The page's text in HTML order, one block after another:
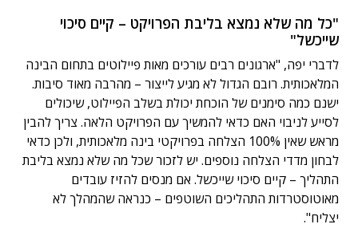
"כל מה שלא נמצא בליבת הפרויקט – קיים סיכוי
שייכשל"
לדברי יפה, "ארגונים רבים עורכים מאות פיילוטים בתחום הבינה
המלאכותית. רובם הגדול לא מגיע לייצור – מהרבה מאוד סיבות.
ישנם כמה סימנים של הוכחת יכולת בשלב הפיילוט, שיכולים
לסייע לניבוי האם כדאי להמשיך עם הפרויקט הלאה. צריך להבין
מראש שאין 100% הצלחה בפרויקטי בינה מלאכותית, ולכן כדאי
לבחון מדדי הצלחה נוספים. יש לזכור שכל מה שלא נמצא בליבת
התהליך – קיים סיכוי שייכשל. אם מנסים להזיז עובדים
מאוטוסטרדות התהליכים השוטפים – כנראה שהמהלך לא
יצליח".